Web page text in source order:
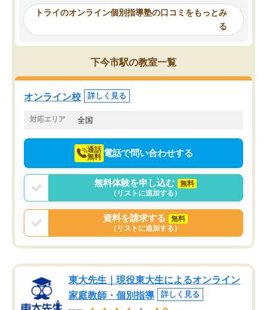
ったんですが、学生の先生から学ぶこ
み、徐々に成績が上がったらいいなと
思っていました。何が今足りないのか
を的確に指導いただき、子どももびっ
くりするほど楽しんでやる気を持って
塾を受けています。狙い通り、少しず
つ成績も上がり、苦手意識も無くなっ
てきたので、さらに苦手な数学も追加
でお願いしました。来年の高校受験に
らないところをピンポイ
頂いて、とてもわかり
していました。一生を
スト、多少お金がかかっ
トライのオンライン個別指導塾の口コミをもっとみ
る
下今市駅の教室一覧
オンライン校 詳しく見る
対応エリア 全国
通話
無料 電話で問い合わせする
無料体験を申し込む
無料
（リストに追加する）
資料を請求する
無料
（リストに追加する）
東大先生｜現役東大生によるオンライン
家庭教師・個別指導
詳しく見る